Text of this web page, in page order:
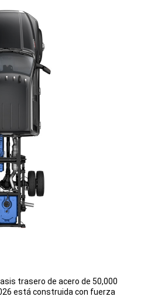
trasero de acero de 50,000
está construida con fuerza